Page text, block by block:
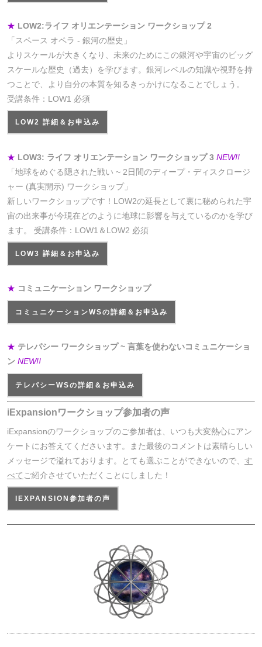
★ LOW2:ライフ オリエンテーション ワークショップ 2
「スペース オペラ - 銀河の歴史」
よりスケールが大きくなり、未来のためにこの銀河や宇宙のビッグ
スケールな歴史（過去）を学びます。銀河レベルの知識や視野を持
つことで、より自分の本質を知るきっかけになることでしょう。
受講条件：LOW1 必須
LOW2 詳細＆お申込み
★ LOW3: ライフ オリエンテーション ワークショップ 3 NEW!!
「地球をめぐる隠された戦い ~ 2日間のディープ・ディスクロージ
ャー (真実開示) ワークショップ」
新しいワークショップです！LOW2の延長として裏に秘められた宇
宙の出来事が今現在どのように地球に影響を与えているのかを学び
ます。 受講条件：LOW1＆LOW2 必須
LOW3 詳細＆お申込み
★ コミュニケーション ワークショップ
コミュニケーションWSの詳細＆お申込み
★ テレパシー ワークショップ ~ 言葉を使わないコミュニケーショ
ン NEW!!
テレパシーWSの詳細＆お申込み
iExpansionワークショップ参加者の声
iExpansionのワークショップのご参加者は、いつも大変熱心にアン
ケートにお答えてくださいます。また最後のコメントは素晴らしい
メッセージで溢れております。とても選ぶことができないので、 す
べて ご紹介させていただくことにしました！
IEXPANSION参加者の声